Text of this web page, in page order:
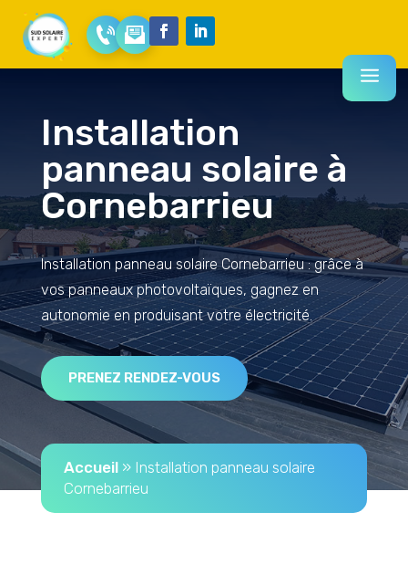
Installation
panneau solaire à
Cornebarrieu
Installation panneau solaire Cornebarrieu : grâce à
vos panneaux photovoltaïques, gagnez en
autonomie en produisant votre électricité.
PRENEZ RENDEZ-VOUS
Accueil» Installation panneau solaire
Cornebarrieu